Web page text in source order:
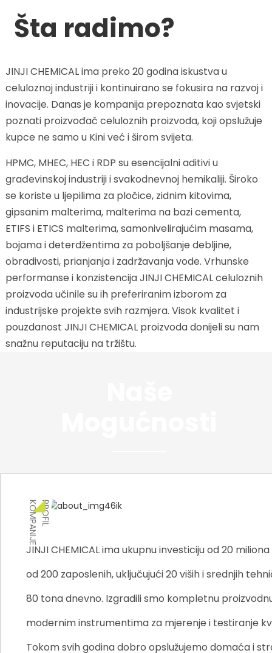
Šta radimo?
JINJI CHEMICAL ima preko 20 godina iskustva u
celuloznoj industriji i kontinuirano se fokusira na razvoj i
inovacije. Danas je kompanija prepoznata kao svjetski
poznati proizvođač celuloznih proizvoda, koji opslužuje
kupce ne samo u Kini već i širom svijeta.
HPMC, MHEC, HEC i RDP su esencijalni aditivi u
građevinskoj industriji i svakodnevnoj hemikaliji. Široko
se koriste u ljepilima za pločice, zidnim kitovima,
gipsanim malterima, malterima na bazi cementa,
ETIFS i ETICS malterima, samonivelirajućim masama,
bojama i deterdžentima za poboljšanje debljine,
obradivosti, prianjanja i zadržavanja vode. Vrhunske
performanse i konzistencija JINJI CHEMICAL celuloznih
proizvoda učinile su ih preferiranim izborom za
industrijske projekte svih razmjera. Visok kvalitet i
pouzdanost JINJI CHEMICAL proizvoda donijeli su nam
snažnu reputaciju na tržištu.
P
R
O
F
I
L
K
O
M
P
A
N
I
J
E
JINJI CHEMICAL ima ukupnu investiciju od 20
od 200 zaposlenih, uključujući 20 viših i srednjih
80 tona dnevno. Izgradili smo kompletnu
modernim instrumentima za mjerenje i testiranje
Tokom svih godina dobro opslužujemo domaća i